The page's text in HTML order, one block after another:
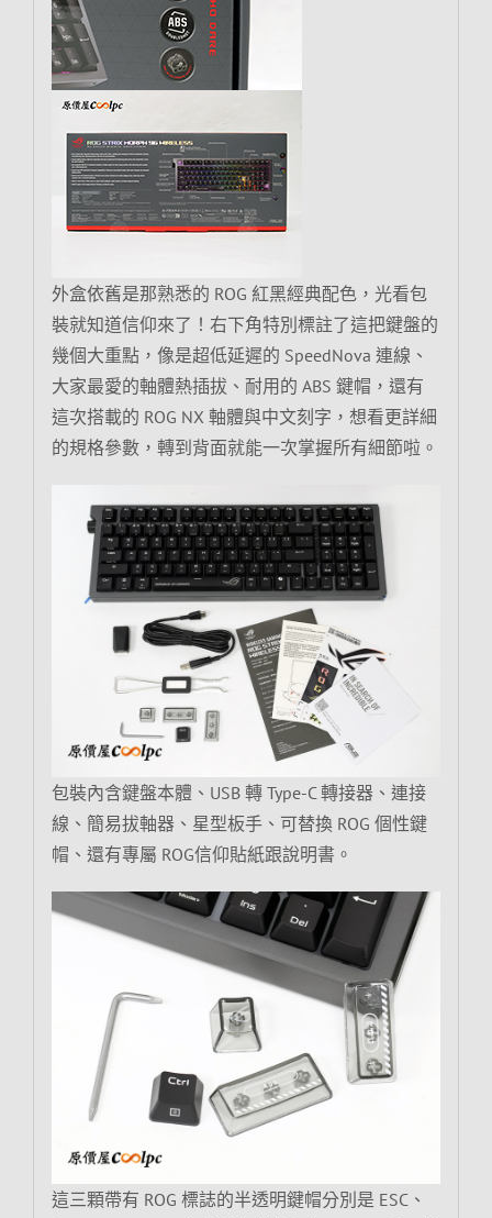
外盒依舊是那熟悉的 ROG 紅黑經典配色，光看包
裝就知道信仰來了！右下角特別標註了這把鍵盤的
幾個大重點，像是超低延遲的 SpeedNova 連線、
大家最愛的軸體熱插拔、耐用的 ABS 鍵帽，還有
這次搭載的 ROG NX 軸體與中文刻字，想看更詳細
的規格參數，轉到背面就能一次掌握所有細節啦。
包裝內含鍵盤本體、USB 轉 Type-C 轉接器、連接
線、簡易拔軸器、星型板手、可替換 ROG 個性鍵
帽、還有專屬 ROG信仰貼紙跟說明書。
這三顆帶有 ROG 標誌的半透明鍵帽分別是 ESC、